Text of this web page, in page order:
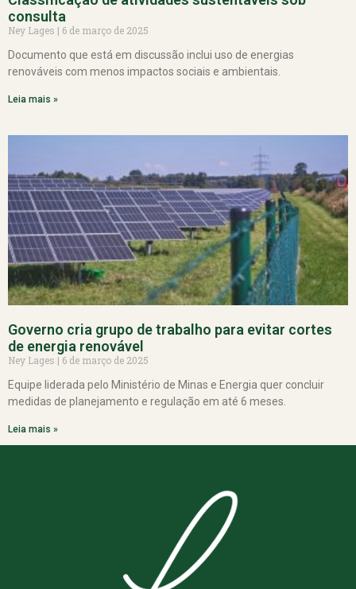
consulta
Ney Lages
6 de março de 2025
Documento que está em discussão inclui uso de energias
renováveis com menos impactos sociais e ambientais.
Leia mais »
Governo cria grupo de trabalho para evitar cortes
de energia renovável
Ney Lages
6 de março de 2025
Equipe liderada pelo Ministério de Minas e Energia quer concluir
medidas de planejamento e regulação em até 6 meses.
Leia mais »